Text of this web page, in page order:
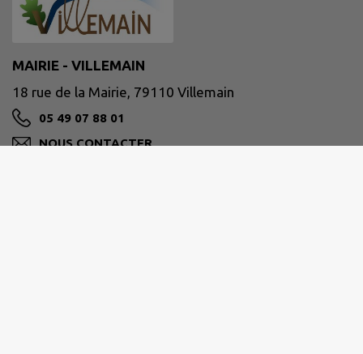
MAIRIE - VILLEMAIN
18 rue de la Mairie, 79110 Villemain
05 49 07 88 01
NOUS CONTACTER